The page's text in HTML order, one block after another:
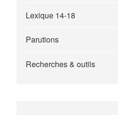
Lexique 14-18
Parutions
Recherches & outils